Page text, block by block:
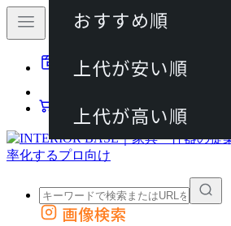
動画マニュアル
カート
外部サイトの商品をカートに追加
画像検索
おすすめ順
上代が安い順
上代が高い順